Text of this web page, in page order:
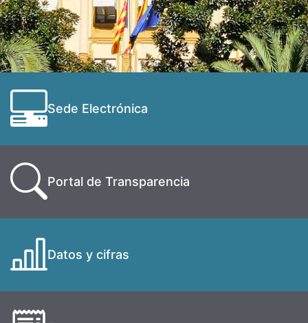
Sede Electrónica
Portal de Transparencia
Datos y cifras